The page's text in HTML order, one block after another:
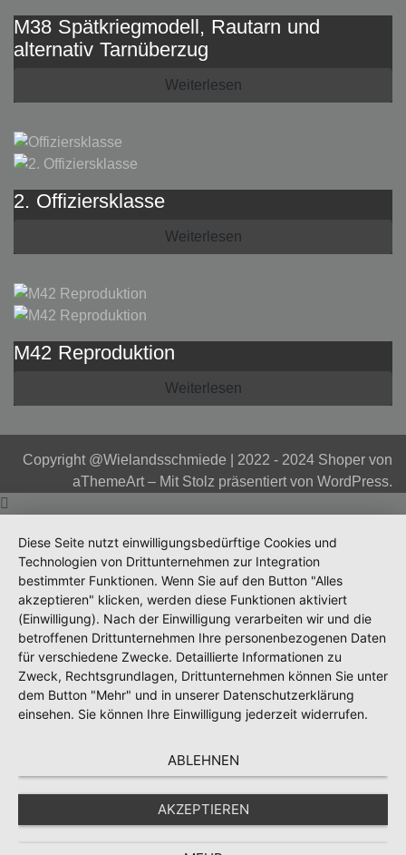
M38 Spätkriegmodell, Rautarn und
alternativ Tarnüberzug
Weiterlesen
2. Offiziersklasse
Weiterlesen
M42 Reproduktion
Weiterlesen
Copyright @Wielandsschmiede | 2022 - 2024 Shoper von
aThemeArt – Mit Stolz präsentiert von WordPress.
Diese Seite nutzt einwilligungsbedürftige Cookies und
Technologien von Drittunternehmen zur Integration
bestimmter Funktionen. Wenn Sie auf den Button "Alles
akzeptieren" klicken, werden diese Funktionen aktiviert
(Einwilligung). Nach der Einwilligung verarbeiten wir und die
betroffenen Drittunternehmen Ihre personenbezogenen Daten
für verschiedene Zwecke. Detaillierte Informationen zu
Zweck, Rechtsgrundlagen, Drittunternehmen können Sie unter
dem Button "Mehr" und in unserer Datenschutzerklärung
einsehen. Sie können Ihre Einwilligung jederzeit widerrufen.
ABLEHNEN
AKZEPTIEREN